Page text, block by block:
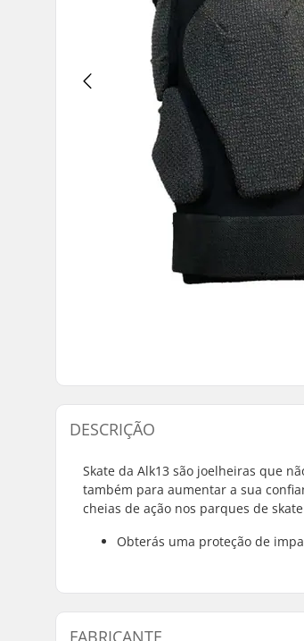
DESCRIÇÃO
Skate da Alk13 são joelheiras que
também para aumentar a sua
cheias de ação nos parques de
Obterás uma proteção de
FABRICANTE